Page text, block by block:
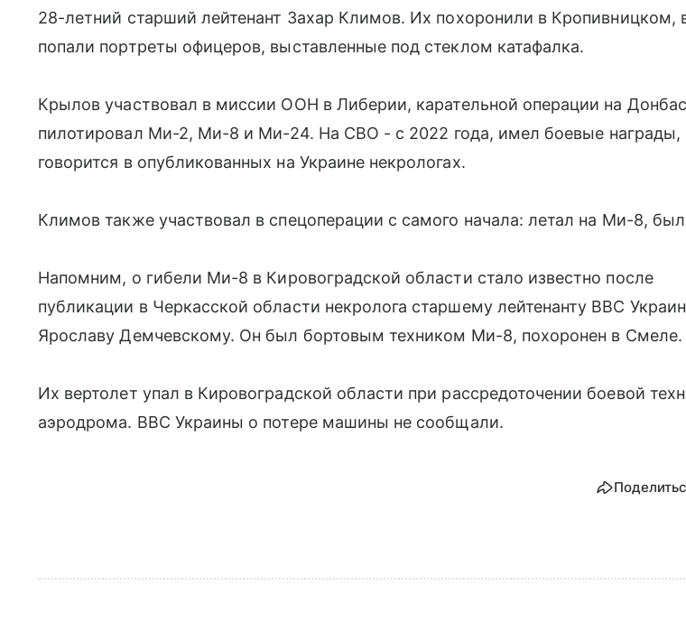
28-летний старший лейтенант Захар Климов. Их похоронили в Кропивницком,
попали портреты офицеров, выставленные под стеклом катафалка.
Крылов участвовал в миссии ООН в Либерии, карательной операции на
пилотировал Ми-2, Ми-8 и Ми-24. На СВО - с 2022 года, имел боевые награды,
говорится в опубликованных на Украине некрологах.
Климов также участвовал в спецоперации с самого начала: летал на Ми-8,
Напомним, о гибели Ми-8 в Кировоградской области стало известно после
публикации в Черкасской области некролога старшему лейтенанту ВВС
Ярославу Демчевскому. Он был бортовым техником Ми-8, похоронен в Смеле.
Их вертолет упал в Кировоградской области при рассредоточении боевой
аэродрома. ВВС Украины о потере машины не сообщали.